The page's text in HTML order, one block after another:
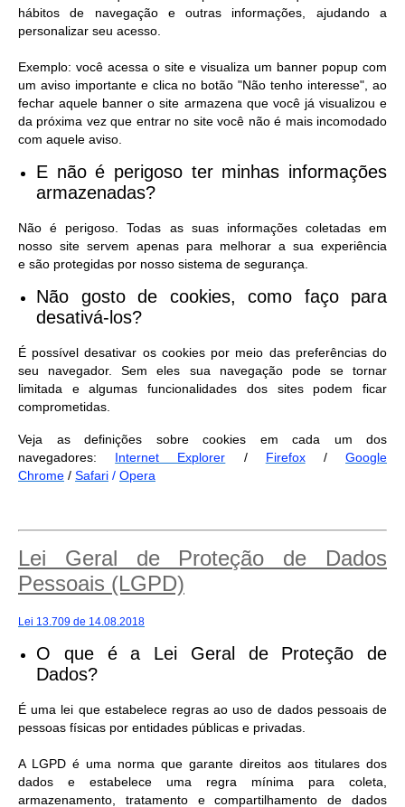
hábitos de navegação e outras informações, ajudando a
personalizar seu acesso.
Exemplo: você acessa o site e visualiza um banner popup com
um aviso importante e clica no botão "Não tenho interesse", ao
fechar aquele banner o site armazena que você já visualizou e
da próxima vez que entrar no site você não é mais incomodado
com aquele aviso.
E não é perigoso ter minhas informações
armazenadas?
Não é perigoso. Todas as suas informações coletadas em
nosso site servem apenas para melhorar a sua experiência
e são protegidas por nosso sistema de segurança.
Não gosto de cookies, como faço para
desativá-los?
É possível desativar os cookies por meio das preferências do
seu navegador. Sem eles sua navegação pode se tornar
limitada e algumas funcionalidades dos sites podem ficar
comprometidas.
Veja as definições sobre cookies em cada um dos
navegadores: Internet Explorer / Firefox/Google
Chrome / Safari / Opera
Lei Geral de Proteção de Dados
Pessoais (LGPD)
Lei 13.709 de 14.08.2018
O que é a Lei Geral de Proteção de
Dados?
É uma lei que estabelece regras ao uso de dados pessoais de
pessoas físicas por entidades públicas e privadas.
A LGPD é uma norma que garante direitos aos titulares dos
dados e estabelece uma regra mínima para coleta,
armazenamento, tratamento e compartilhamento de dados